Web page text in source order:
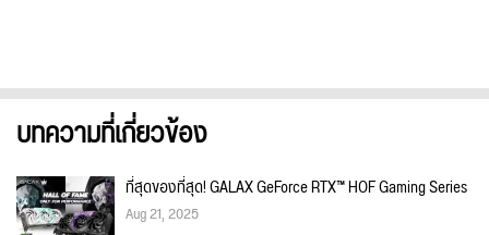
บทความที่เกี่ยวข้อง
ที่สุดของที่สุด! GALAX GeForce RTX™ HOF Gaming Series
Aug 21, 2025